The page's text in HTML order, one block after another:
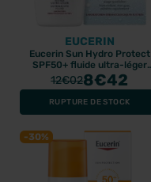
EUCERIN
Eucerin Sun Hydro Protect
SPF50+ fluide ultra-léger
50ml
12€028€42
RUPTURE DE STOCK
-30%